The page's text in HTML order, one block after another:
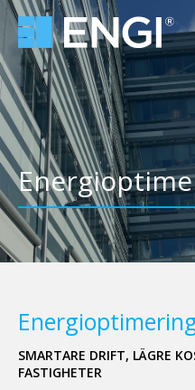
SMARTARE DRIFT, LÄGRE
FASTIGHETER